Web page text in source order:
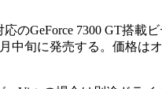
応のGeForce 7300 GT搭載
中旬に発売する。価格は